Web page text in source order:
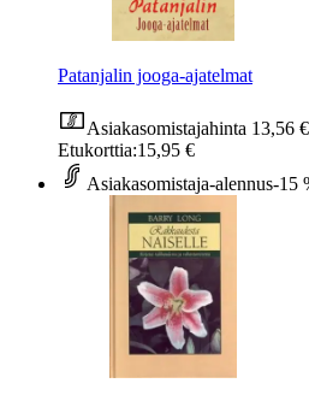
Patanjalin jooga-ajatelmat
Asiakasomistajahinta 13,56 €
Etukorttia:15,95 €
Asiakasomistaja-alennus-15